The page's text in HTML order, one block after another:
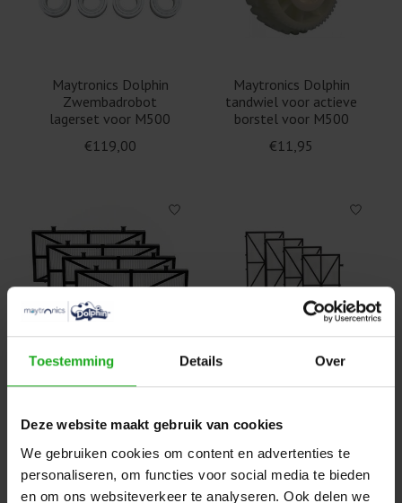
Toestemming Details Over
Deze website maakt gebruik van cookies
We gebruiken cookies om content en advertenties te
personaliseren, om functies voor social media te bieden
en om ons websiteverkeer te analyseren. Ook delen we
Maytronics Dolphin
Zwembadrobot
lagerset voor M500
€119,00
Maytronics Dolphin
tandwiel voor actieve
borstel voor M500
€11,95
Maytronics Dolphin
zomer filter 9991432-
voorjaarsfilter
M500
€54,95